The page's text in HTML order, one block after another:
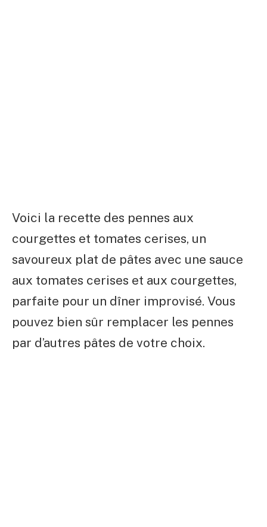
Voici la recette des pennes aux
courgettes et tomates cerises, un
savoureux plat de pâtes avec une sauce
aux tomates cerises et aux courgettes,
parfaite pour un dîner improvisé. Vous
pouvez bien sûr remplacer les pennes
par d’autres pâtes de votre choix.